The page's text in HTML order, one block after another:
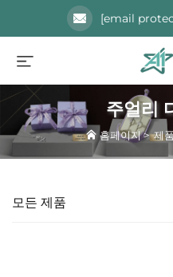
[email
주얼리
홈페이지>제
모든 제품